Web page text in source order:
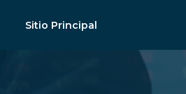
Sitio Principal